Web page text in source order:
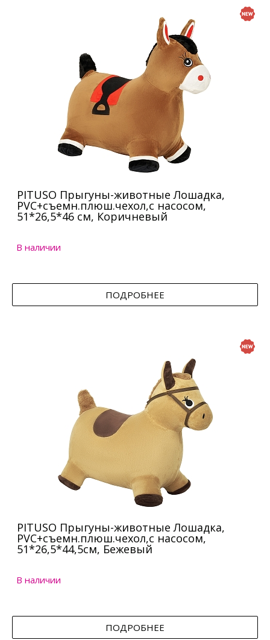
PITUSO Прыгуны-животные Лошадка,
PVC+съемн.плюш.чехол,с насосом,
51*26,5*46 см, Коричневый
В наличии
ПОДРОБНЕЕ
PITUSO Прыгуны-животные Лошадка,
PVC+съемн.плюш.чехол,с насосом,
51*26,5*44,5см, Бежевый
В наличии
ПОДРОБНЕЕ